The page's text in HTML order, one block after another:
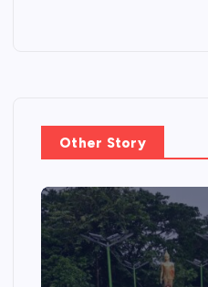
Other Story